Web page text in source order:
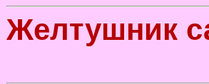
Желтушник